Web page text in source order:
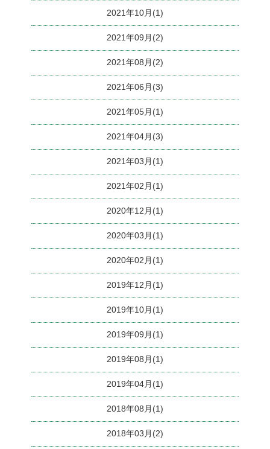
2021年10月(1)
2021年09月(2)
2021年08月(2)
2021年06月(3)
2021年05月(1)
2021年04月(3)
2021年03月(1)
2021年02月(1)
2020年12月(1)
2020年03月(1)
2020年02月(1)
2019年12月(1)
2019年10月(1)
2019年09月(1)
2019年08月(1)
2019年04月(1)
2018年08月(1)
2018年03月(2)